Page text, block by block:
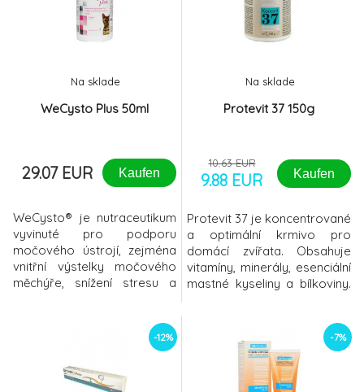
WeCysto Plus 50ml
Na sklade
29.07 EUR Kaufen
WeCysto® je nutraceutikum
vyvinuté pro podporu
močového ústrojí, zejména
vnitřní výstelky močového
měchýře, snížení stresu a
obsahuje Sorbitol, Glycerin,
N-Acetyl-D-Glukosamin,
Hydrolyzát rybího proteinu,
Protevit 37 150g
Na sklade
10.63 EUR
9.88 EUR Kaufen
Protevit 37 je koncentrované
a optimální krmivo pro
domácí zvířata. Obsahuje
vitamíny, minerály, esenciální
mastné kyseliny a bílkoviny.
zdravou kůži a lesklou srst.
Je důležitým krmivem pro
zvířata ve vývinu, březí a
kojící zvířata, zvířata
-12% -7%